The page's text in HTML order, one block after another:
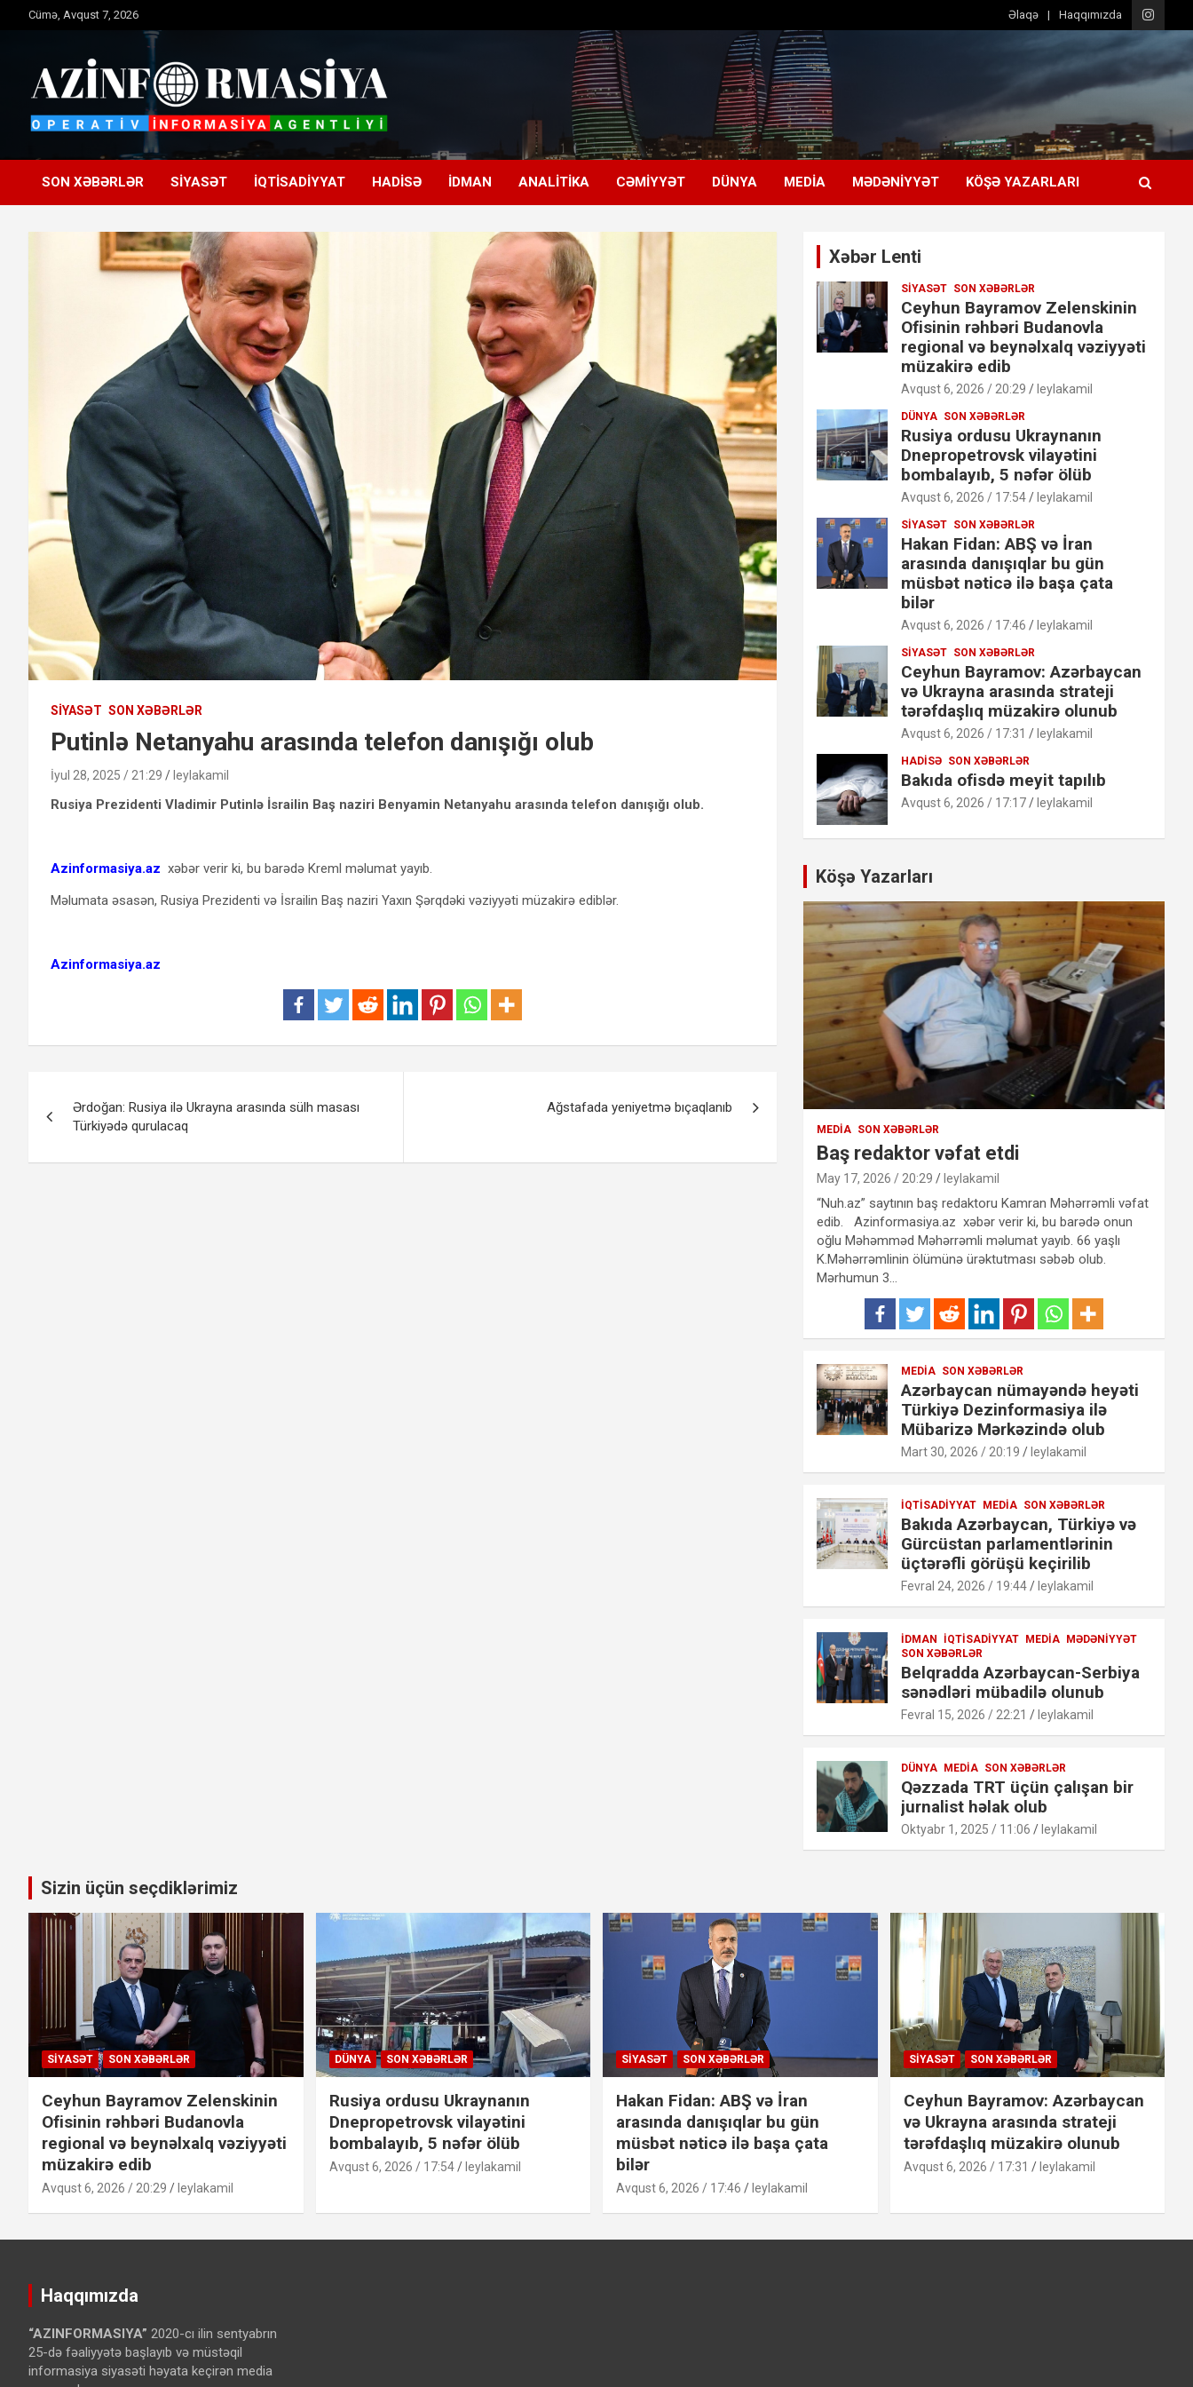
Cümə, Avqust 7, 2026 Əlaqə Haqqımızda
Azinformasiya
SON XƏBƏRLƏR SIYASƏT İQTISADIYYAT HADISƏ İDMAN ANALITIKA CƏMIYYƏT DÜNYA MEDIA MƏDƏNIYYƏT KÖŞƏ YAZARLARI
SIYASƏT SON XƏBƏRLƏR
Putinlə Netanyahu arasında telefon danışığı olub
İyul 28, 2025 / 21:29 leylakamil
Rusiya Prezidenti Vladimir Putinlə İsrailin Baş naziri Benyamin Netanyahu arasında telefon danışığı olub.
Azinformasiya.az xəbər verir ki, bu barədə Kreml məlumat yayıb.
Məlumata əsasən, Rusiya Prezidenti və İsrailin Baş naziri Yaxın Şərqdəki vəziyyəti müzakirə ediblər.
Azinformasiya.az
naviqasiyası
Ərdoğan: Rusiya ilə Ukrayna arasında sülh masası
Türkiyədə qurulacaq
Ağstafada yeniyetmə bıçaqlanıb
Xəbər Lenti
SIYASƏT SON XƏBƏRLƏR
Ceyhun Bayramov Zelenskinin
Ofisinin rəhbəri Budanovla
regional və beynəlxalq vəziyyəti
müzakirə edib
Avqust 6, 2026 / 20:29 leylakamil
DÜNYA SON XƏBƏRLƏR
Rusiya ordusu Ukraynanın
Dnepropetrovsk vilayətini
bombalayıb, 5 nəfər ölüb
Avqust 6, 2026 / 17:54 leylakamil
SIYASƏT SON XƏBƏRLƏR
Hakan Fidan: ABŞ və İran
arasında danışıqlar bu gün
müsbət nəticə ilə başa çata
bilər
Avqust 6, 2026 / 17:46 leylakamil
SIYASƏT SON XƏBƏRLƏR
Ceyhun Bayramov: Azərbaycan
və Ukrayna arasında strateji
tərəfdaşlıq müzakirə olunub
Avqust 6, 2026 / 17:31 leylakamil
HADISƏ SON XƏBƏRLƏR
Bakıda ofisdə meyit tapılıb
Avqust 6, 2026 / 17:17 leylakamil
Köşə Yazarları
MEDIA SON XƏBƏRLƏR
Baş redaktor vəfat etdi
May 17, 2026 / 20:29 leylakamil
“Nuh.az” saytının baş redaktoru Kamran Məhərrəmli vəfat
edib. Azinformasiya.az xəbər verir ki, bu barədə onun
oğlu Məhəmməd Məhərrəmli məlumat yayıb. 66 yaşlı
K.Məhərrəmlinin ölümünə ürəktutması səbəb olub.
Mərhumun 3…
MEDIA SON XƏBƏRLƏR
Azərbaycan nümayəndə heyəti
Türkiyə Dezinformasiya ilə
Mübarizə Mərkəzində olub
Mart 30, 2026 / 20:19 leylakamil
İQTISADIYYAT MEDIA SON XƏBƏRLƏR
Bakıda Azərbaycan, Türkiyə və
Gürcüstan parlamentlərinin
üçtərəfli görüşü keçirilib
Fevral 24, 2026 / 19:44 leylakamil
İDMAN İQTISADIYYAT MEDIA MƏDƏNIYYƏT
SON XƏBƏRLƏR
Belqradda Azərbaycan-Serbiya
sənədləri mübadilə olunub
Fevral 15, 2026 / 22:21 leylakamil
DÜNYA MEDIA SON XƏBƏRLƏR
Qəzzada TRT üçün çalışan bir
jurnalist həlak olub
Oktyabr 1, 2025 / 11:06 leylakamil
Sizin üçün seçdiklərimiz
SIYASƏT SON XƏBƏRLƏR
Ceyhun Bayramov Zelenskinin
Ofisinin rəhbəri Budanovla
regional və beynəlxalq vəziyyəti
müzakirə edib
Avqust 6, 2026 / 20:29 leylakamil
DÜNYA SON XƏBƏRLƏR
Rusiya ordusu Ukraynanın
Dnepropetrovsk vilayətini
bombalayıb, 5 nəfər ölüb
Avqust 6, 2026 / 17:54 leylakamil
SIYASƏT SON XƏBƏRLƏR
Hakan Fidan: ABŞ və İran
arasında danışıqlar bu gün
müsbət nəticə ilə başa çata
bilər
Avqust 6, 2026 / 17:46 leylakamil
SIYASƏT SON XƏBƏRLƏR
Ceyhun Bayramov: Azərbaycan
və Ukrayna arasında strateji
tərəfdaşlıq müzakirə olunub
Avqust 6, 2026 / 17:31 leylakamil
Haqqımızda
“AZINFORMASIYA” 2020-cı ilin sentyabrın
25-də fəaliyyətə başlayıb və müstəqil
informasiya siyasəti həyata keçirən media